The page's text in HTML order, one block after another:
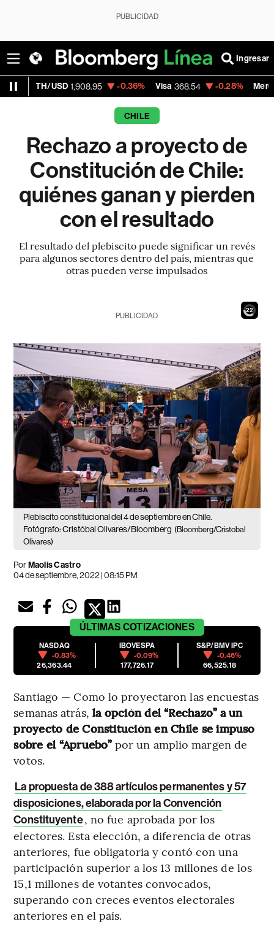
PUBLICIDAD
Ingresar
1,908.95 -0.36% Visa 368.54 -0.28% MercadoLibre
CHILE
Rechazo a proyecto de
Constitución de Chile:
quiénes ganan y pierden
con el resultado
El resultado del plebiscito puede significar un revés
para algunos sectores dentro del país, mientras que
otras pueden verse impulsados
20
PUBLICIDAD
Plebiscito constitucional del 4 de septiembre en Chile.
Fotógrafo: Cristóbal Olivares/Bloomberg (Bloomberg/Cristobal
Olivares)
PorMaolis Castro
04 de septiembre, 2022 | 08:15 PM
ÚLTIMAS COTIZACIONES
NASDAQ
-0.83%
26,363.44
IBOVESPA
-0.09%
177,726.17
S&P/BMV IPC
-0.46%
66,525.18
Santiago — Como lo proyectaron las encuestas
semanas atrás, la opción del “Rechazo” a un
proyecto de Constitución en Chile se impuso
sobre el “Apruebo”por un amplio margen de
votos.
La propuesta de 388 artículos permanentes y 57
disposiciones, elaborada por la Convención
Constituyente, no fue aprobada por los
electores. Esta elección, a diferencia de otras
anteriores, fue obligatoria y contó con una
participación superior a los 13 millones de los
15,1 millones de votantes convocados,
superando con creces eventos electorales
anteriores en el país.